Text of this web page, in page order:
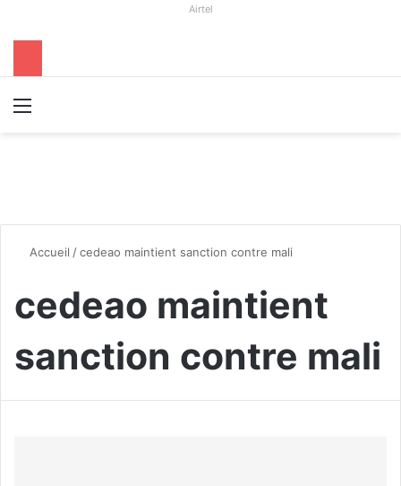
Airtel
Accueil /cedeao maintient sanction contre mali
cedeao maintient
sanction contre mali